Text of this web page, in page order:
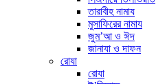
তারাবীহ নামায
মুসাফিরের নামায
জুম’আ ও ঈদ
জানাযা ও দাফন
রোযা
রোযা